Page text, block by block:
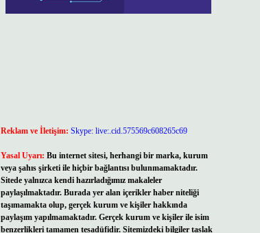
Reklam ve İletişim: Skype: live:.cid.575569c608265c69
Yasal Uyarı: Bu internet sitesi, herhangi bir marka, kurum
veya şahıs şirketi ile hiçbir bağlantısı bulunmamaktadır.
Sitede yalnızca kendi hazırladığımız makaleler
paylaşılmaktadır. Burada yer alan içerikler haber niteliği
taşımamakta olup, gerçek kurum ve kişiler hakkında
paylaşım yapılmamaktadır. Gerçek kurum ve kişiler ile isim
benzerlikleri tamamen tesadüfidir. Sitemizdeki bilgiler taslak